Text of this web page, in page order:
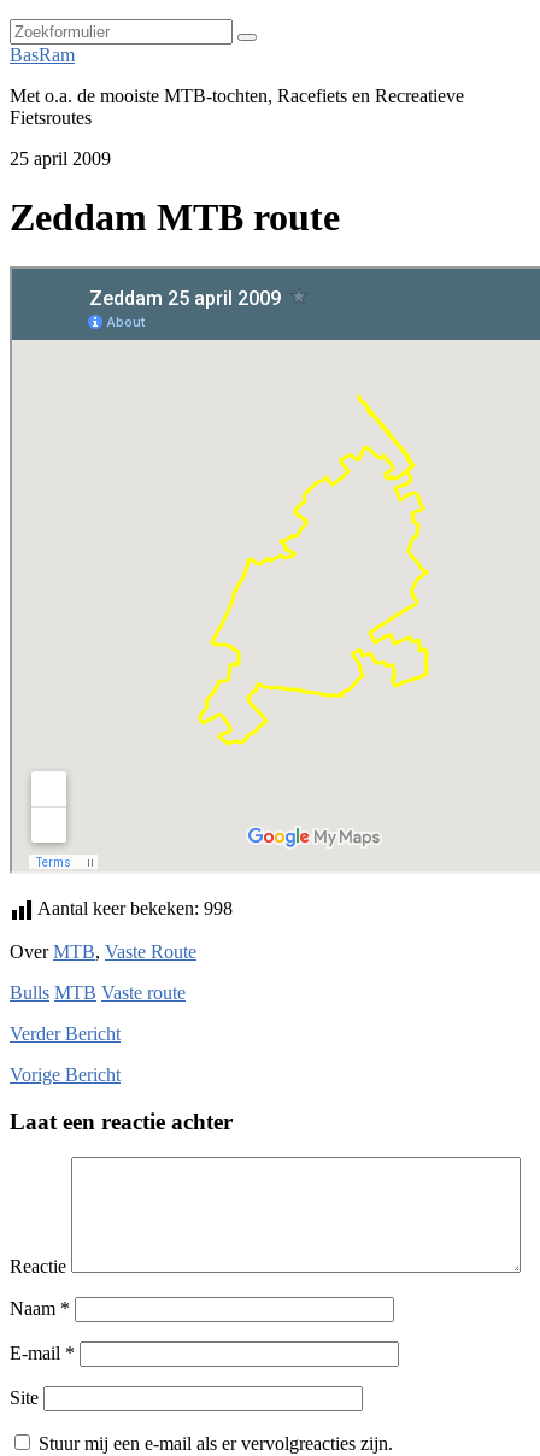
Zoeken
BasRam
Met o.a. de mooiste MTB-tochten, Racefiets en Recreatieve
Fietsroutes
25 april 2009
Zeddam MTB route
Aantal keer bekeken: 998
OverMTB, Vaste Route
Bulls MTB Vaste route
VerderBericht
Vorige Bericht
Laat een reactie achter
Reactie
Naam *
E-mail *
Site
Stuur mij een e-mail als er vervolgreacties zijn.